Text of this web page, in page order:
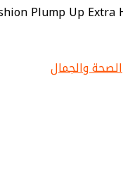
الصحة والجمال